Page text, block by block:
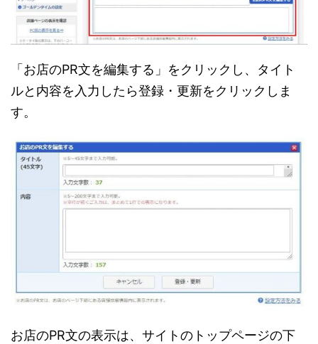
「お店のPR文を編集する」をクリックし、タイト
ルと内容を入力したら登録・更新をクリックしま
す。
お店のPR文の表示は、サイトのトップページの下